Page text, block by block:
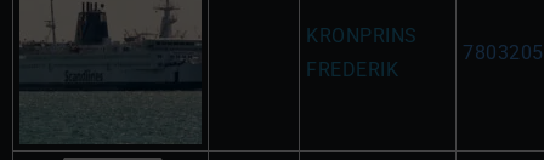
KRONPRINS
FREDERIK
7803205